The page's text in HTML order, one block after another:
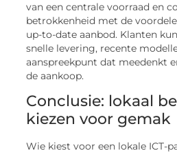
van een centrale voorraad en
betrokkenheid met de
up-to-date aanbod. Klanten
snelle levering, recente
aanspreekpunt dat meedenkt
de aankoop.
Conclusie: lokaal
kiezen voor gemak
Wie kiest voor een lokale ICT-